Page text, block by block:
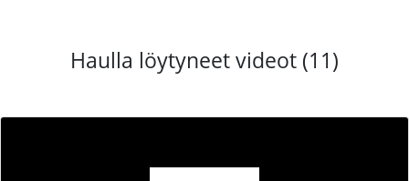
Haulla löytyneet videot (11)